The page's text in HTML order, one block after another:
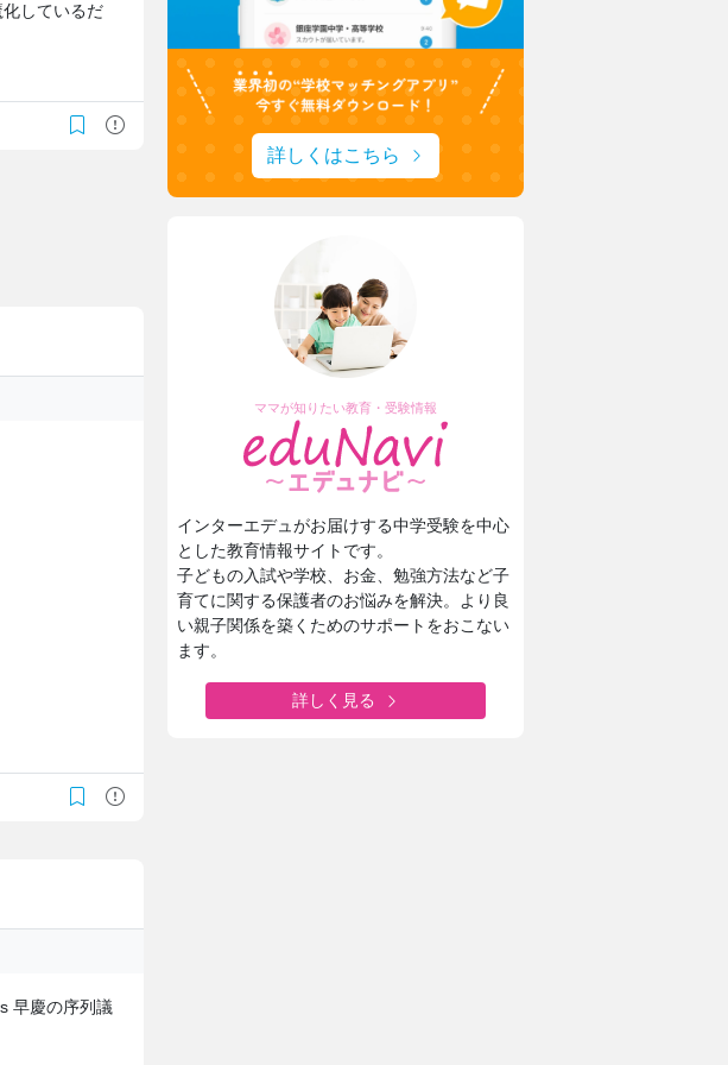
しているだ
早慶の序列議
詳しくはこちら
ママが知りたい教育・受験情報
インターエデュがお届けする中学受験を中心
とした教育情報サイトです。
子どもの入試や学校、お金、勉強方法など子
育てに関する保護者のお悩みを解決。より良
い親子関係を築くためのサポートをおこない
ます。
詳しく見る